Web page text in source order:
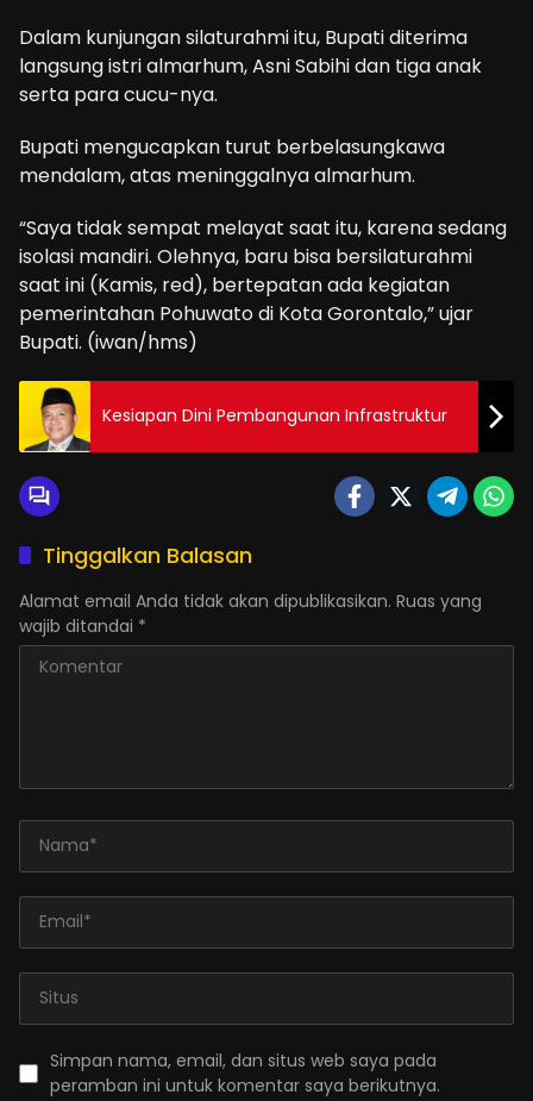
Dalam kunjungan silaturahmi itu, Bupati diterima
langsung istri almarhum, Asni Sabihi dan tiga anak
serta para cucu-nya.
Bupati mengucapkan turut berbelasungkawa
mendalam, atas meninggalnya almarhum.
“Saya tidak sempat melayat saat itu, karena sedang
isolasi mandiri. Olehnya, baru bisa bersilaturahmi
saat ini (Kamis, red), bertepatan ada kegiatan
pemerintahan Pohuwato di Kota Gorontalo,” ujar
Bupati. (iwan/hms)
Kesiapan Dini Pembangunan Infrastruktur
Tinggalkan Balasan
Alamat email Anda tidak akan dipublikasikan. Ruas yang
wajib ditandai *
Simpan nama, email, dan situs web saya pada
peramban ini untuk komentar saya berikutnya.